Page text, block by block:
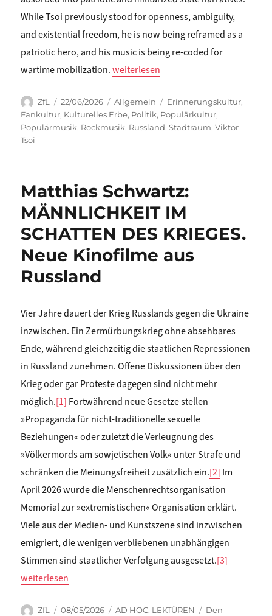
While Tsoi previously stood for openness, ambiguity,
and existential freedom, he is now being reframed as a
patriotic hero, and his music is being re‑coded for
wartime mobilization.„Alexandra Kolesnik: Is Viktor Tsoi Alive?
weiterlesen
Autor
ZfL
Veröffentlicht
am
22/06/2026 Kategorien
Allgemein Schlagwörter
Erinnerungskultur,
Fankultur, Kulturelles Erbe, Politik, Populärkultur,
Populärmusik, Rockmusik, Russland,Stadtraum,Viktor
Tsoi
Matthias Schwartz:
MÄNNLICHKEIT IM
SCHATTEN DES KRIEGES.
Neue Kinofilme aus
Russland
Vier Jahre dauert der Krieg Russlands gegen die Ukraine
inzwischen. Ein Zermürbungskrieg ohne absehbares
Ende, während gleichzeitig die staatlichen Repressionen
in Russland zunehmen. Offene Diskussionen über den
Krieg oder gar Proteste dagegen sind nicht mehr
möglich.[1] Fortwährend neue Gesetze stellen
»Propaganda für nicht-traditionelle sexuelle
Beziehungen« oder zuletzt die Verleugnung des
»Völkermords am sowjetischen Volk« unter Strafe und
schränken die Meinungsfreiheit zusätzlich ein.[2] Im
April 2026 wurde die Menschenrechtsorganisation
Memorial zur »extremistischen« Organisation erklärt.
Viele aus der Medien- und Kunstszene sind inzwischen
emigriert, die wenigen verbliebenen unabhängigen
Stimmen sind staatlicher Verfolgung ausgesetzt.[3]
„Matthias Schwartz: MÄNNLICHKEIT IM SCHATTEN DES
weiterlesen
Autor
ZfL
Veröffentlicht
08/05/2026 Kategorien
AD HOC, LEKTÜREN Schlagwörter
Den